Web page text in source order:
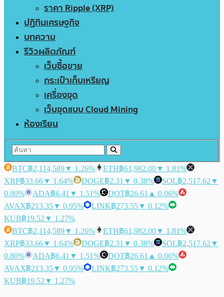
ราคา Ripple (XRP)
ปฏิทินเศรษฐกิจ
บทความ
รีวิวผลิตภัณฑ์
เว็บซื้อขาย
กระเป๋าเก็บเหรียญ
เครื่องขุด
เว็บขุดแบบ Cloud Mining
ห้องเรียน
BTC฿2,114,589▼ 1.26% ETH฿61,982.00▼ 1.81%
XRP฿33.66▼ 1.64% DOGE฿2.31 ▼ 0.38% SOL฿2,517.62 ▼
0.80%
ADA฿6.41 ▼ 1.51% DOT฿26.61 ▲ 0.06%
AVAX฿213.35▼ 0.95% LINK฿273.55▼ 0.12%
KUB฿19.52 ▼ 1.27%
BTC฿2,114,589▼ 1.26% ETH฿61,982.00▼ 1.81%
XRP฿33.66▼ 1.64% DOGE฿2.31 ▼ 0.38% SOL฿2,517.62 ▼
0.80%
ADA฿6.41 ▼ 1.51% DOT฿26.61 ▲ 0.06%
AVAX฿213.35▼ 0.95% LINK฿273.55▼ 0.12%
KUB฿19.52 ▼ 1.27%